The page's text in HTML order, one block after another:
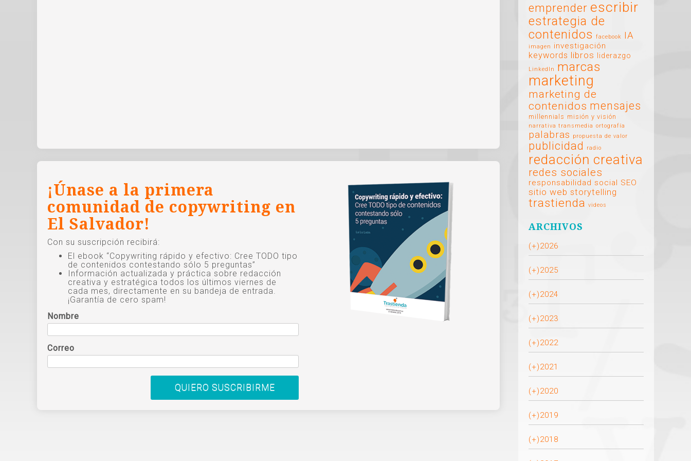
¡Únase a la primera
comunidad de copywriting en
El Salvador!
Con su suscripción recibirá:
El ebook “Copywriting rápido y efectivo: Cree TODO tipo
de contenidos contestando sólo 5 preguntas”
Información actualizada y práctica sobre redacción
creativa y estratégica todos los últimos viernes de
cada mes, directamente en su bandeja de entrada.
¡Garantía de cero spam!
Nombre
Correo
emprender escribir
estrategia de
contenidos
facebook IA
imagen investigación
keywords libros liderazgo
LinkedIn marcas
marketing
marketing de
contenidos mensajes
millennials misión y visión
narrativa transmedia ortografía
palabras propuesta de valor
publicidad radio
redacción creativa
redes sociales
responsabilidad social SEO
sitio web storytelling
trastienda videos
ARCHIVOS
(+)2026
(+)2025
(+)2024
(+)2023
(+)2022
(+)2021
(+)2020
(+)2019
(+)2018